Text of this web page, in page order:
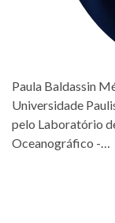
Paula Baldassin
Universidade
pelo Laboratório
Oceanográfico -…